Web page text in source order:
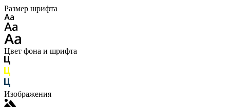
Размер шрифта
Цвет фона и шрифта
Изображения